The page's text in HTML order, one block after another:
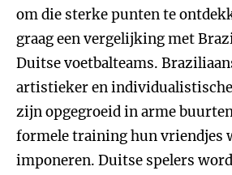
om die sterke punten te
graag een vergelijking met
Duitse voetbalteams.
artistieker en
zijn opgegroeid in arme
formele training hun vriendjes
imponeren. Duitse spelers